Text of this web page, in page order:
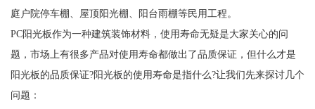
庭户院停车棚、屋顶阳光棚、阳台雨棚等民用工程。
PC阳光板作为一种建筑装饰材料，使用寿命无疑是大家关心的问
题，市场上有很多产品对使用寿命都做出了品质保证，但什么才是
阳光板的品质保证?阳光板的使用寿命是指什么?让我们先来探讨几个
问题：